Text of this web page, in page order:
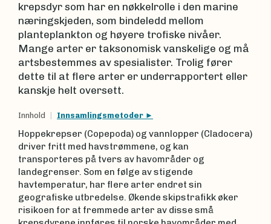
krepsdyr som har en nøkkelrolle i den marine
næringskjeden, som bindeledd mellom
planteplankton og høyere trofiske nivåer.
Mange arter er taksonomisk vanskelige og må
artsbestemmes av spesialister. Trolig fører
dette til at flere arter er underrapportert eller
kanskje helt oversett.
Innhold Innsamlingsmetoder
Hoppekrepser (Copepoda) og vannlopper (Cladocera)
driver fritt med havstrømmene, og kan
transporteres på tvers av havområder og
landegrenser. Som en følge av stigende
havtemperatur, har flere arter endret sin
geografiske utbredelse. Økende skipstrafikk øker
risikoen for at fremmede arter av disse små